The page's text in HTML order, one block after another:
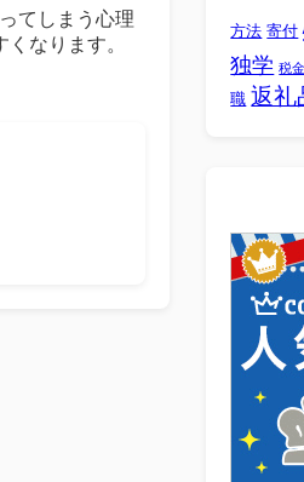
てしまう心理
なります。
方法 寄付
独学 税
職 返礼